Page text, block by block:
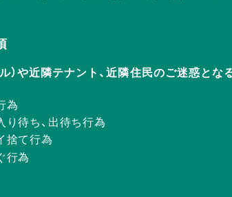
や近隣テナント、近隣住民のご迷惑とな
為
待ち、出待ち行為
捨て行為
行為